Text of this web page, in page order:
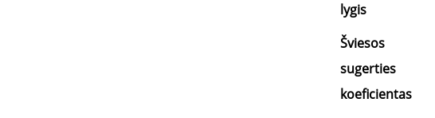
lygis
Šviesos
sugerties
koeficientas